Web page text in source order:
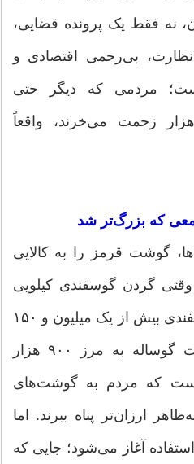
نه فقط یک پرونده قضایی،
بی‌رحمی اقتصادی و
مردمی که دیگر حتی
هزار زحمت می‌خرند، واقعاً
که بزرگ‌تر شد
گوشت قرمز را به کالایی
گردن گوسفندی کیلویی
۸۱۰ هزار تومان، ران گوسفندی بیش از یک میلیون و ۱۵۰
هزار تومان و حتی گوشت گوساله به مرز ۹۰۰ هزار
که مردم به گوشت‌های
ارزان‌تر پناه ببرند. اما
آغاز می‌شود؛ جایی که